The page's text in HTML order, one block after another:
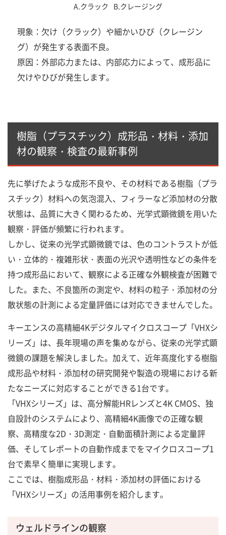
A.クラック B.クレージング
現象：欠け（クラック）や細かいひび（クレージン
グ）が発生する表面不良。
原因：外部応力または、内部応力によって、成形品に
欠けやひびが発生します。
樹脂（プラスチック）成形品・材料・添加
材の観察・検査の最新事例
先に挙げたような成形不良や、その材料である樹脂（プラ
スチック）材料への気泡混入、フィラーなど添加材の分散
状態は、品質に大きく関わるため、光学式顕微鏡を用いた
観察・評価が頻繁に行われます。
しかし、従来の光学式顕微鏡では、色のコントラストが低
い・立体的・複雑形状・表面の光沢や透明性などの条件を
持つ成形品において、観察による正確な外観検査が困難で
した。また、不良箇所の測定や、材料の粒子・添加材の分
散状態の計測による定量評価には対応できませんでした。
キーエンスの高精細4Kデジタルマイクロスコープ「VHXシ
リーズ」は、長年現場の声を集めながら、従来の光学式顕
微鏡の課題を解決しました。加えて、近年高度化する樹脂
成形品や材料・添加材の研究開発や製造の現場における新
たなニーズに対応することができる1台です。
「VHXシリーズ」は、高分解能HRレンズと4K CMOS、独
自設計のシステムにより、高精細4K画像での正確な観
察、高精度な2D・3D測定・自動面積計測による定量評
価、そしてレポートの自動作成までをマイクロスコープ1
台で素早く簡単に実現します。
ここでは、樹脂成形品・材料・添加材の評価における
「VHXシリーズ」の活用事例を紹介します。
ウェルドラインの観察